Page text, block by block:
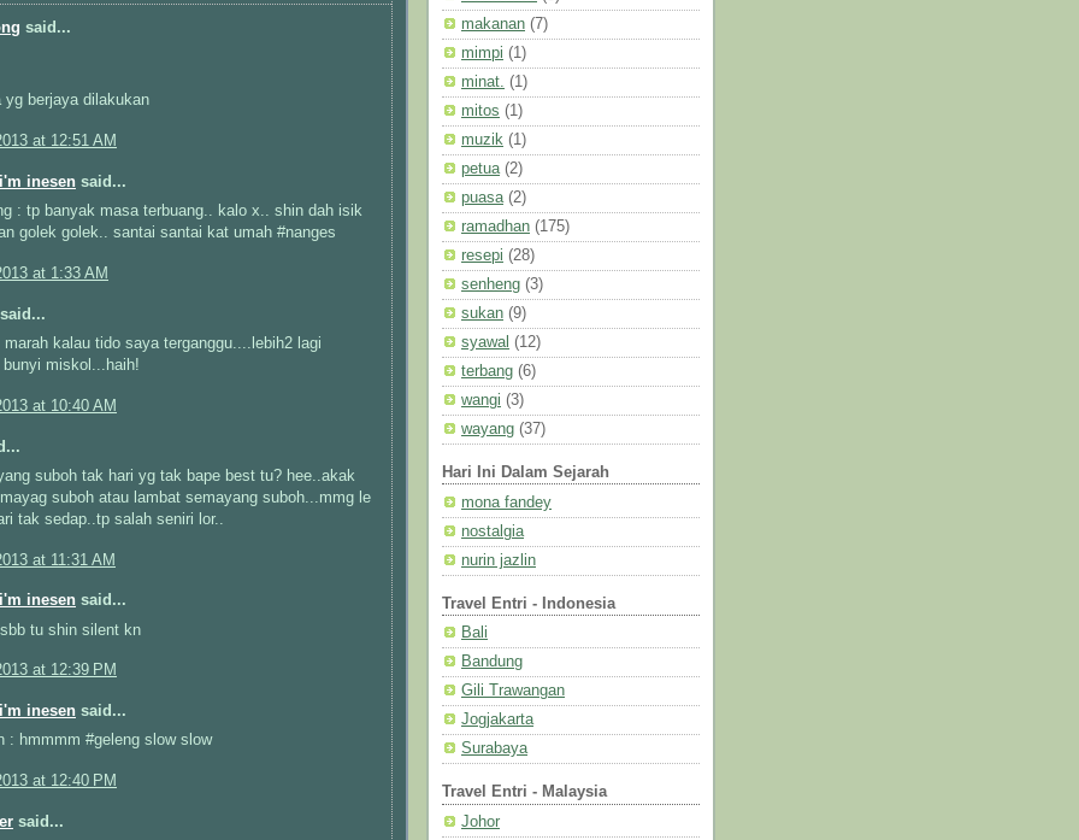
said...
yg berjaya dilakukan
at 12:51 AM
inesen said...
: tp banyak masa terbuang.. kalo x.. shin dah isik
golek golek.. santai santai kat umah #nanges
at 1:33 AM
kalau tido saya terganggu....lebih2 lagi
bunyi miskol...haih!
at 10:40 AM
suboh tak hari yg tak bape best tu? hee..akak
suboh atau lambat semayang suboh...mmg le
tak sedap..tp salah seniri lor..
at 11:31 AM
inesen said...
tu shin silent kn
at 12:39 PM
inesen said...
: hmmmm #geleng slow slow
at 12:40 PM
said...
makanan (7)
mimpi (1)
minat. (1)
mitos (1)
muzik (1)
petua (2)
puasa (2)
ramadhan (175)
resepi (28)
senheng (3)
sukan (9)
syawal (12)
terbang (6)
wangi (3)
wayang (37)
Hari Ini Dalam Sejarah
mona fandey
nostalgia
nurin jazlin
Travel Entri - Indonesia
Bali
Bandung
Gili Trawangan
Jogjakarta
Surabaya
Travel Entri - Malaysia
Johor